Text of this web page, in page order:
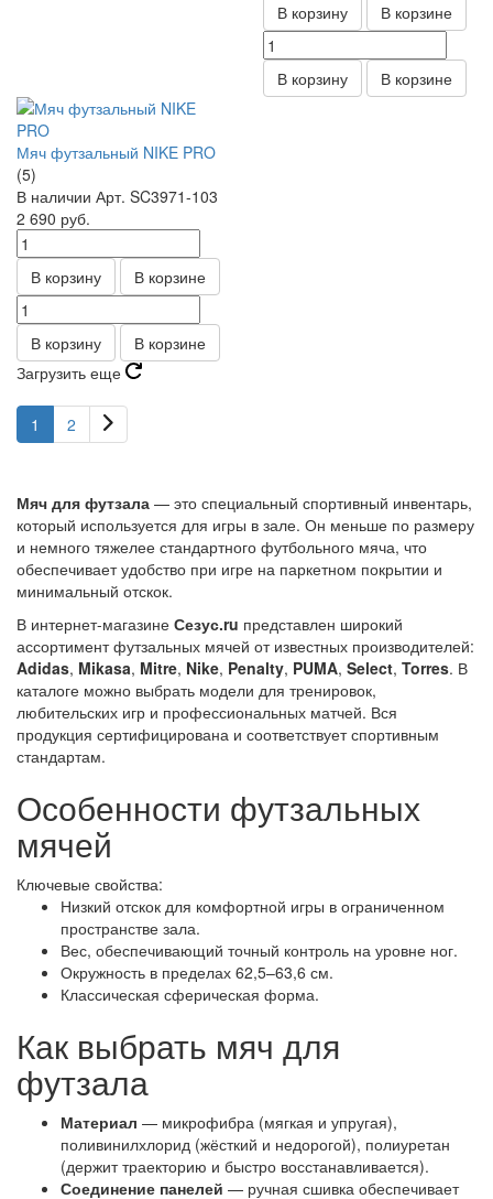
В корзину В корзине
В корзину В корзине
Мяч футзальный NIKE PRO
(5)
В наличии Арт. SC3971-103
2 690 руб.
В корзину В корзине
В корзину
В корзине
Загрузить еще
1 2
Мяч для футзала — это специальный спортивный инвентарь,
который используется для игры в зале. Он меньше по размеру
и немного тяжелее стандартного футбольного мяча, что
обеспечивает удобство при игре на паркетном покрытии и
минимальный отскок.
В интернет-магазине Сезус.ru представлен широкий
ассортимент футзальных мячей от известных производителей:
Adidas, Mikasa, Mitre, Nike, Penalty, PUMA, Select, Torres. В
каталоге можно выбрать модели для тренировок,
любительских игр и профессиональных матчей. Вся
продукция сертифицирована и соответствует спортивным
стандартам.
Особенности футзальных
мячей
Ключевые свойства:
Низкий отскок для комфортной игры в ограниченном
пространстве зала.
Вес, обеспечивающий точный контроль на уровне ног.
Окружность в пределах 62,5–63,6 см.
Классическая сферическая форма.
Как выбрать мяч для
футзала
Материал — микрофибра (мягкая и упругая),
поливинилхлорид (жёсткий и недорогой), полиуретан
(держит траекторию и быстро восстанавливается).
Соединение панелей — ручная сшивка обеспечивает